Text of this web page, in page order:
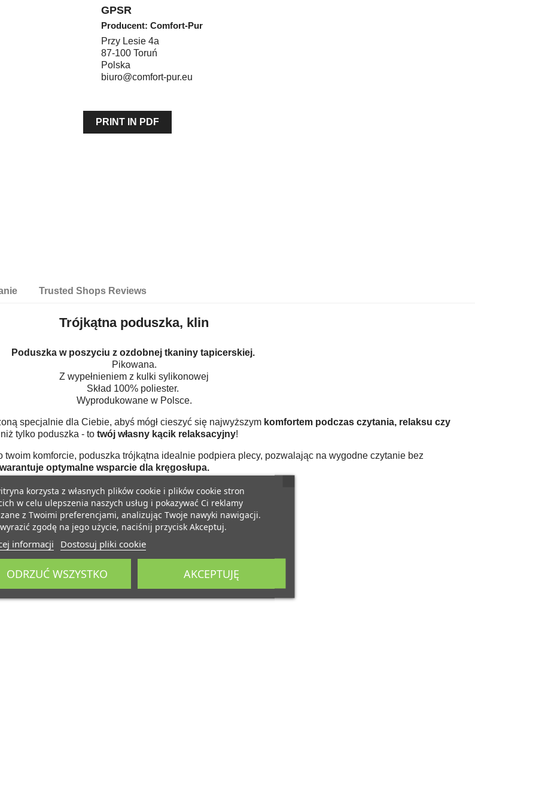
korzysta z własnych plików cookie i plików cookie stron
w celu ulepszenia naszych usług i pokazywać Ci reklamy
z Twoimi preferencjami, analizując Twoje nawyki nawigacji.
zgodę na jego użycie, naciśnij przycisk Akceptuj.
informacji Dostosuj pliki cookie
ODRZUĆ WSZYSTKO AKCEPTUJĘ
GPSR
Producent: Comfort-Pur
Przy Lesie 4a
87-100 Toruń
Polska
biuro@comfort-pur.eu
PRINT IN PDF
Trusted Shops Reviews
Trójkątna poduszka, klin
Poduszka w poszyciu z ozdobnej tkaniny tapicerskiej.
Pikowana.
Z wypełnieniem z kulki sylikonowej
Skład 100% poliester.
Wyprodukowane w Polsce.
specjalnie dla Ciebie, abyś mógł cieszyć się najwyższym komfortem podczas czytania, relaksu czy
tylko poduszka - to twój własny kącik relaksacyjny!
komforcie, poduszka trójkątna idealnie podpiera plecy, pozwalając na wygodne czytanie bez
optymalne wsparcie dla kręgosłupa.